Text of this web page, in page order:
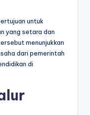
untuk
yang setara dan
menunjukkan
dari pemerintah
di